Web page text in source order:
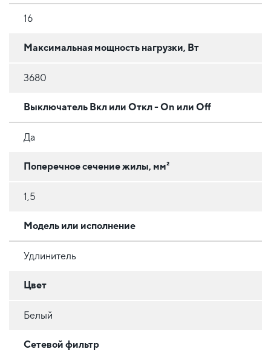
16
Максимальная мощность нагрузки, Вт
3680
Выключатель Вкл или Откл - On или Off
Да
Поперечное сечение жилы, мм²
1,5
Модель или исполнение
Удлинитель
Цвет
Белый
Сетевой фильтр